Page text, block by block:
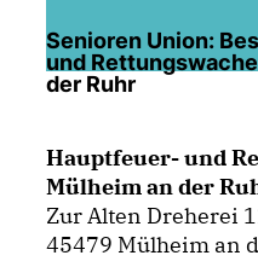
Senioren Union:
und
der Ruhr
Hauptfeuer- und
Mülheim an der
Zur Alten Dreherei
45479 Mülheim an